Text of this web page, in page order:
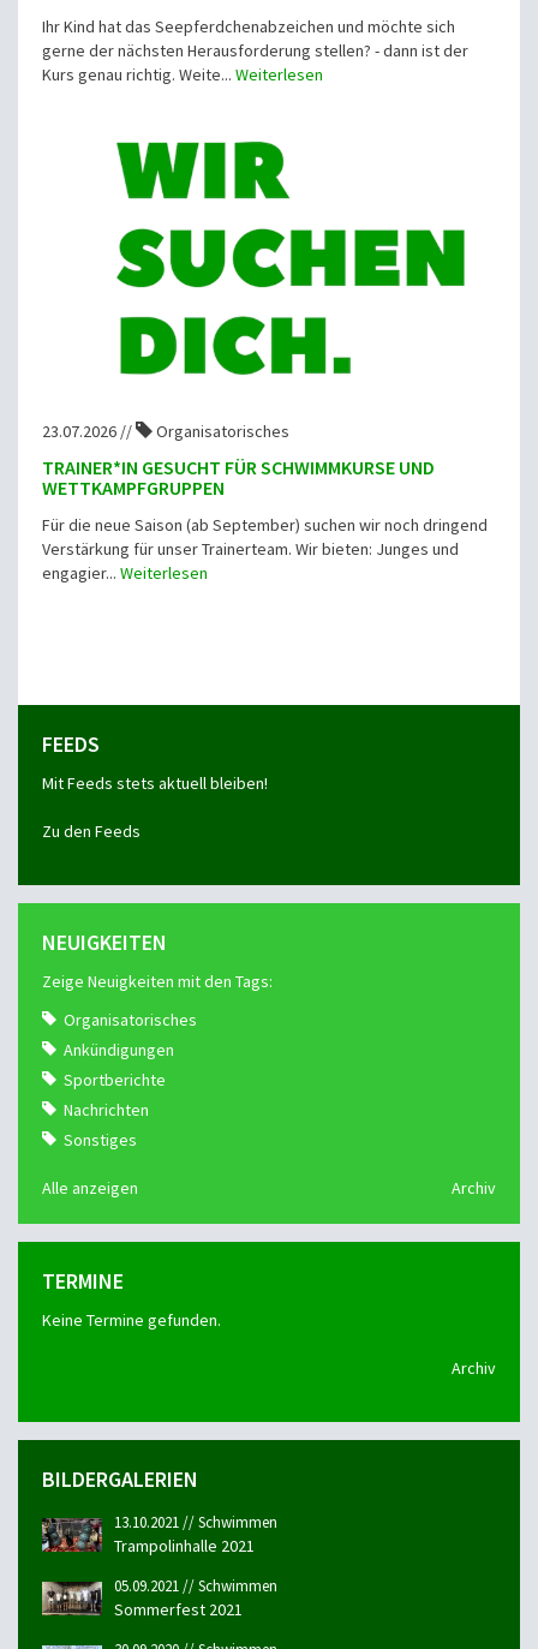
Ihr Kind hat das Seepferdchenabzeichen und möchte sich
gerne der nächsten Herausforderung stellen? - dann ist der
Kurs genau richtig. Weite... Weiterlesen
23.07.2026 // Organisatorisches
TRAINER*IN GESUCHT FÜR SCHWIMMKURSE UND
WETTKAMPFGRUPPEN
Für die neue Saison (ab September) suchen wir noch dringend
Verstärkung für unser Trainerteam. Wir bieten: Junges und
engagier... Weiterlesen
FEEDS
Mit Feeds stets aktuell bleiben!
Zu den Feeds
NEUIGKEITEN
Zeige Neuigkeiten mit den Tags:
Organisatorisches
Ankündigungen
Sportberichte
Nachrichten
Sonstiges
Alle anzeigen Archiv
TERMINE
Keine Termine gefunden.
Archiv
BILDERGALERIEN
13.10.2021 // Schwimmen
Trampolinhalle 2021
05.09.2021 // Schwimmen
Sommerfest 2021